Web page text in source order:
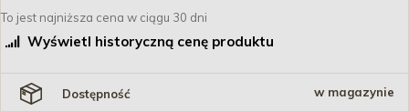
To jest najniższa cena w ciągu 30 dni
Wyświetl historyczną cenę produktu
Dostępność w magazynie